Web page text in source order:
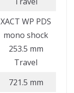
XACT WP PDS
mono shock
253.5 mm
Travel
721.5 mm